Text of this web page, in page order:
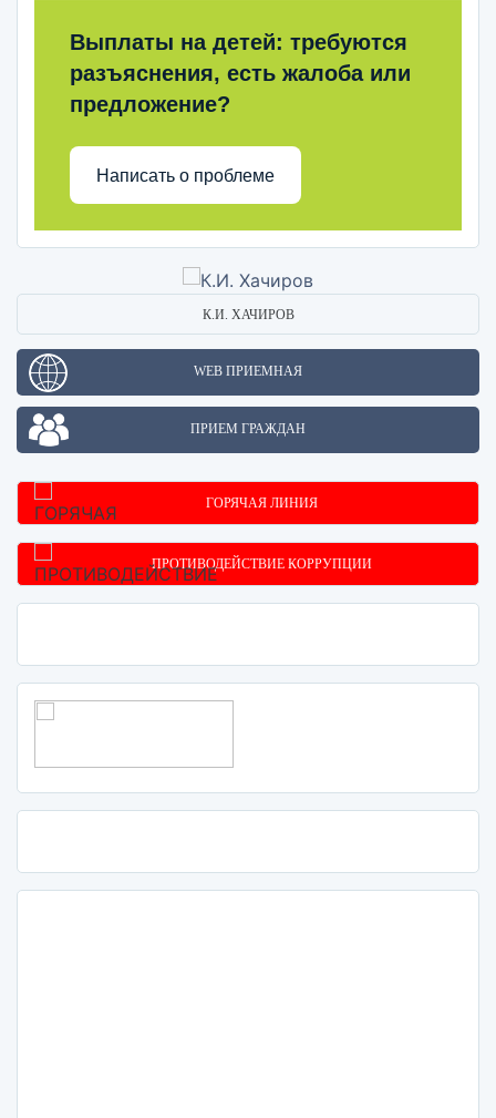
Выплаты на детей: требуются
разъяснения, есть жалоба или
предложение?
Написать о проблеме
К.И. ХАЧИРОВ
WEB ПРИЕМНАЯ
ПРИЕМ ГРАЖДАН
ГОРЯЧАЯ ЛИНИЯ
ПРОТИВОДЕЙСТВИЕ КОРРУПЦИИ